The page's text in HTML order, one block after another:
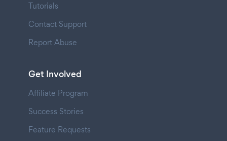
Tutorials
Contact Support
Report Abuse
Get Involved
Affiliate Program
Success Stories
Feature Requests